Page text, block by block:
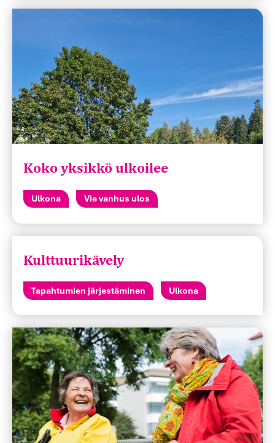
Koko yksikkö ulkoilee
Ulkona Vie vanhus ulos
Kulttuurikävely
Tapahtumien järjestäminen Ulkona